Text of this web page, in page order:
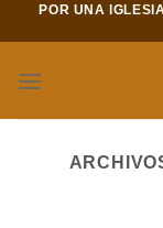
Saltar
al
POR UNA